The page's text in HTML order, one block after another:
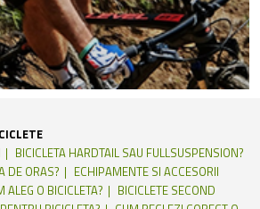
BICICLETA HARDTAIL SAU FULLSUSPENSION?
DE ORAS?
ECHIPAMENTE SI ACCESORII
ALEG O BICICLETA?
BICICLETE SECOND